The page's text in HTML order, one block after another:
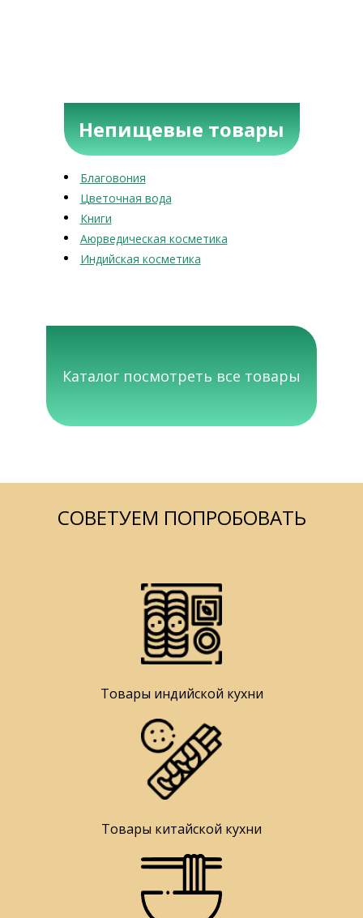
Непищевые товары
Благовония
Цветочная вода
Книги
Аюрведическая косметика
Индийская косметика
Каталог посмотреть все товары
СОВЕТУЕМ ПОПРОБОВАТЬ
Товары индийской кухни
Товары китайской кухни